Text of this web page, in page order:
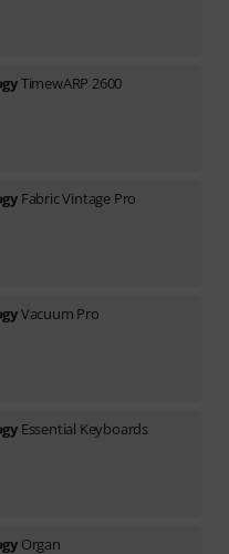
TimewARP 2600
Fabric Vintage Pro
Vacuum Pro
Essential Keyboards
Organ